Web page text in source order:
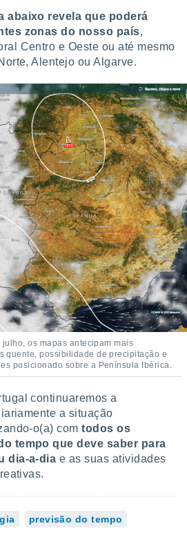
abaixo revela que poderá
zonas do nosso país,
Centro e Oeste ou até mesmo
Alentejo ou Algarve.
os mapas antecipam mais
quente, possibilidade de precipitação e
posicionado sobre a Península Ibérica.
continuaremos a
a situação
o(a) comtodos os
tempo que deve saber para
dia-a-dia e as suas atividades
previsão do tempo